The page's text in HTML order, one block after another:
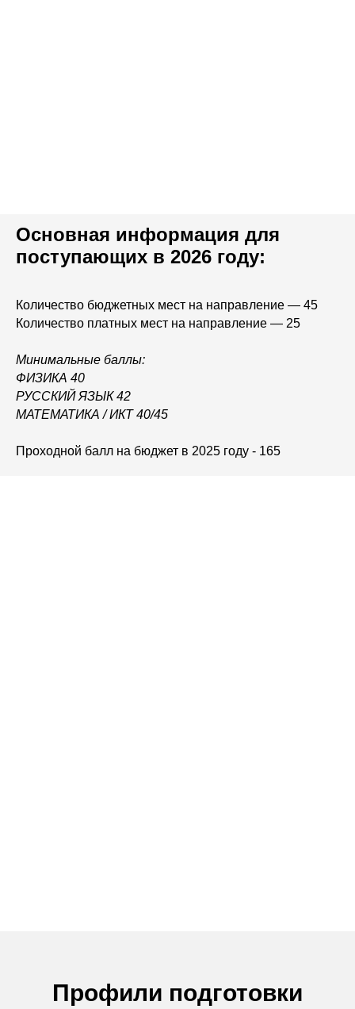
Основная информация для
поступающих в 2026 году:
Количество бюджетных мест на направление — 45
Количество платных мест на направление — 25
Минимальные баллы:
ФИЗИКА 40
РУССКИЙ ЯЗЫК 42
МАТЕМАТИКА / ИКТ 40/45
Проходной балл на бюджет в 2025 году - 165
Профили подготовки